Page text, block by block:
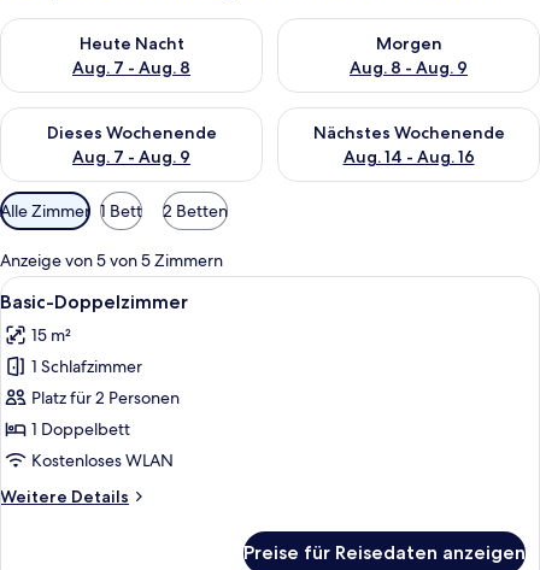
Heute Nacht
Aug. 7 - Aug. 8
Überprüfe die Verfügbarkeit für heute Nacht, Aug. 7 - Aug. 8.
Morgen
Aug. 8 - Aug. 9
Überprüfe die Verfügbarkeit
Dieses Wochenende
Aug. 7 - Aug. 9
Überprüfe die Verfügbarkeit für dieses Wochenende, Aug. 7
Nächstes Wochenende
Aug. 14 - Aug. 16
Überprüfe die Verfügbarkeit
Verfügbare
Filter
für
Zimmer
Alle Zimmer 1 Bett 2 Betten
Anzeige von 5 von 5 Zimmern
Alle
Fotos
für
Basic-
Doppelzimmer
anzeigen
Ein Hotelzimmer mit Bett,
7
Basic-Doppelzimmer
15 m²
1 Schlafzimmer
Platz für 2 Personen
1 Doppelbett
Kostenloses WLAN
Weitere Details
Weitere
Preise für Reisedaten anzeigen